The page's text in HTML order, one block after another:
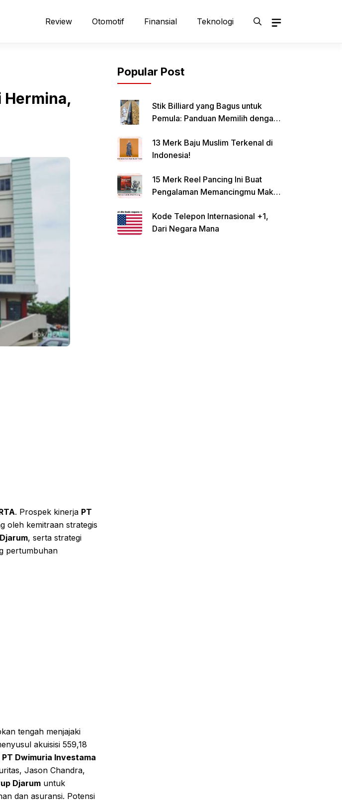
Review Otomotif Finansial Teknologi
Hermina,
. Prospek kinerja PT
oleh kemitraan strategis
, serta strategi
pertumbuhan
tengah menjajaki
akuisisi 559,18
PT Dwimuria Investama
Jason Chandra,
Djarum untuk
dan asuransi. Potensi
Popular Post
Stik Billiard yang Bagus untuk
Pemula: Panduan Memilih dengan
13 Merk Baju Muslim Terkenal di
Indonesia!
15 Merk Reel Pancing Ini Buat
Pengalaman Memancingmu Makin
Kode Telepon Internasional +1,
Dari Negara Mana